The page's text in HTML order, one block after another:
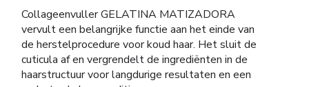
Collageenvuller GELATINA MATIZADORA
vervult een belangrijke functie aan het einde van
de herstelprocedure voor koud haar. Het sluit de
cuticula af en vergrendelt de ingrediënten in de
haarstructuur voor langdurige resultaten en een